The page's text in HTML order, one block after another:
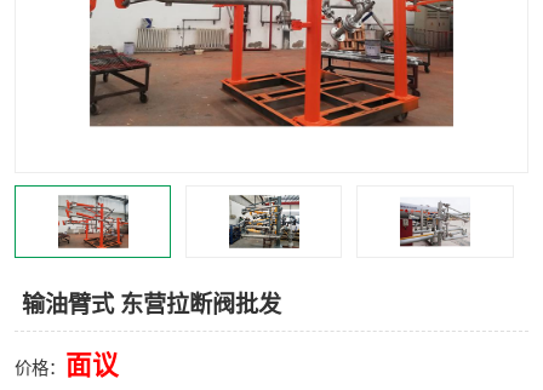
输油臂式 东营拉断阀批发
价格： 面议
装车鹤管 输油臂
紧急脱离干式接头 火车鹤管
汽车鹤管 顶部鹤管
底部鹤管 低温鹤管
浮动出油装置 鹤管
车臂